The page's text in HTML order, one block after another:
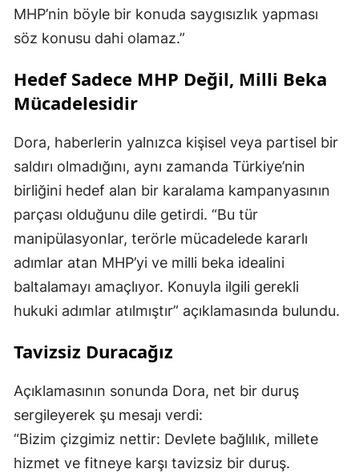
MHP’nin böyle bir konuda saygısızlık yapması
söz konusu dahi olamaz.”
Hedef Sadece MHP Değil, Milli Beka
Mücadelesidir
Dora, haberlerin yalnızca kişisel veya partisel bir
saldırı olmadığını, aynı zamanda Türkiye’nin
birliğini hedef alan bir karalama kampanyasının
parçası olduğunu dile getirdi. “Bu tür
manipülasyonlar, terörle mücadelede kararlı
adımlar atan MHP’yi ve milli beka idealini
baltalamayı amaçlıyor. Konuyla ilgili gerekli
hukuki adımlar atılmıştır” açıklamasında bulundu.
Tavizsiz Duracağız
Açıklamasının sonunda Dora, net bir duruş
sergileyerek şu mesajı verdi:
“Bizim çizgimiz nettir: Devlete bağlılık, millete
hizmet ve fitneye karşı tavizsiz bir duruş.